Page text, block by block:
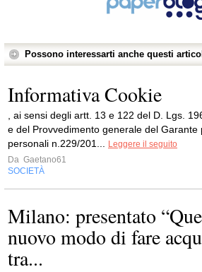
Possono interessarti anche questi
Informativa Cookie
, ai sensi degli artt. 13 e 122 del D. Lgs.
e del Provvedimento generale del
personali n.229/201...
Leggere il seguito
Da Gaetano61
SOCIETÀ
Milano: presentato
nuovo modo di fare
tra...